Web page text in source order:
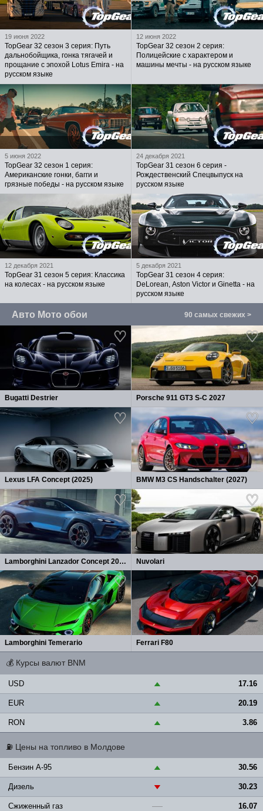
19 июня 2022
TopGear 32 сезон 3 серия: Путь
дальнобойщика, гонка тягачей и
прощание с эпохой Lotus Emira - на
русском языке
12 июня 2022
TopGear 32 сезон 2 серия:
Полицейские с характером и
машины мечты - на русском языке
5 июня 2022
TopGear 32 сезон 1 серия:
Американские гонки, багги и
грязные победы - на русском языке
24 декабря 2021
TopGear 31 сезон 6 серия -
Рождественский Спецвыпуск на
русском языке
12 декабря 2021
TopGear 31 сезон 5 серия: Классика
на колесах - на русском языке
5 декабря 2021
TopGear 31 сезон 4 серия:
DeLorean, Aston Victor и Ginetta - на
русском языке
Авто Мото обои 90 самых свежих >
Bugatti Destrier Porsche 911 GT3 S-C 2027
Lexus LFA Concept (2025) BMW M3 CS Handschalter (2027)
Lamborghini Lanzador Concept 2026 Nuvolari
Lamborghini Temerario Ferrari F80
💰 Курсы валют BNM
USD ▲ 17.16
EUR ▲ 20.19
RON ▲ 3.86
⛽ Цены на топливо в Молдове
Бензин A-95 ▲ 30.56
Дизель ▼ 30.23
Сжиженный газ — 16.07